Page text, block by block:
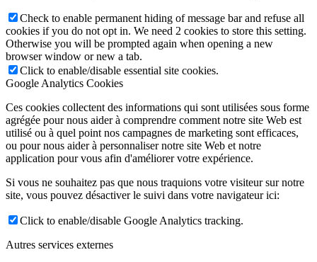
Check to enable permanent hiding of message bar and refuse all
cookies if you do not opt in. We need 2 cookies to store this setting.
Otherwise you will be prompted again when opening a new
browser window or new a tab.
Click to enable/disable essential site cookies.
Google Analytics Cookies
Ces cookies collectent des informations qui sont utilisées sous forme
agrégée pour nous aider à comprendre comment notre site Web est
utilisé ou à quel point nos campagnes de marketing sont efficaces,
ou pour nous aider à personnaliser notre site Web et notre
application pour vous afin d'améliorer votre expérience.
Si vous ne souhaitez pas que nous traquions votre visiteur sur notre
site, vous pouvez désactiver le suivi dans votre navigateur ici:
Click to enable/disable Google Analytics tracking.
Autres services externes